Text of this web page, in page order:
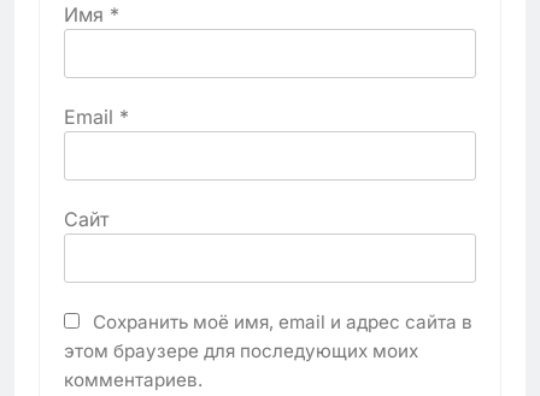
Имя *
Email *
Сайт
Сохранить моё имя, email и адрес сайта в
этом браузере для последующих моих
комментариев.